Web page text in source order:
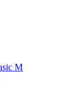
M